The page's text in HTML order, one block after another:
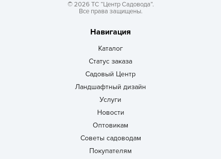
© 2026 ТС “Центр Садовода”.
Все права защищены.
Навигация
Каталог
Статус заказа
Садовый Центр
Ландшафтный дизайн
Услуги
Новости
Оптовикам
Советы садоводам
Покупателям